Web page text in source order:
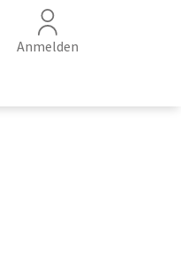
Anmelden